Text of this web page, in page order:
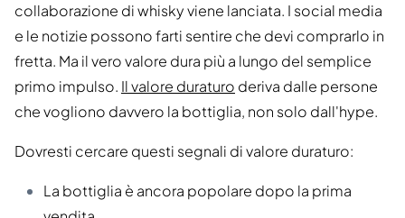
collaborazione di whisky viene lanciata. I social media
e le notizie possono farti sentire che devi comprarlo in
fretta. Ma il vero valore dura più a lungo del semplice
primo impulso. Il valore duraturo deriva dalle persone
che vogliono davvero la bottiglia, non solo dall'hype.
Dovresti cercare questi segnali di valore duraturo:
La bottiglia è ancora popolare dopo la prima